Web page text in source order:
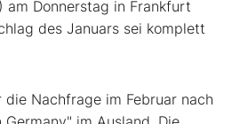
am Donnerstag in Frankfurt
des Januars sei komplett
die Nachfrage im Februar nach